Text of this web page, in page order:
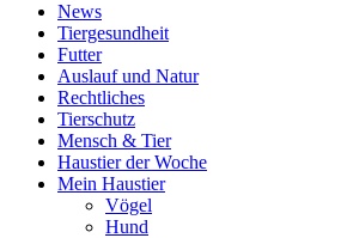
News
Tiergesundheit
Futter
Auslauf und Natur
Rechtliches
Tierschutz
Mensch & Tier
Haustier der Woche
Mein Haustier
Vögel
Hund